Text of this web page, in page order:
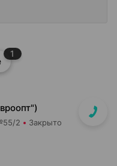
1
2 Закрыто